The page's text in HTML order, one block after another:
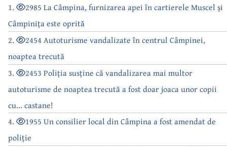
1.
2985 La Câmpina, furnizarea apei în cartierele Muscel și
Câmpinița este oprită
2.
2454 Autoturisme vandalizate în centrul Câmpinei,
noaptea trecută
3.
2453 Poliția susține că vandalizarea mai multor
autoturisme de noaptea trecută a fost doar joaca unor copii
cu... castane!
4.
1955 Un consilier local din Câmpina a fost amendat de
poliție